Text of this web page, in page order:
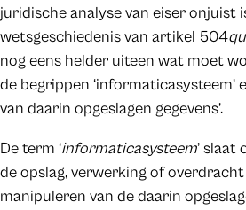
juridische analyse van eiser onjuist
wetsgeschiedenis van artikel 504
nog eens helder uiteen wat moet
de begrippen ‘informaticasysteem’
van daarin opgeslagen gegevens’.
De term ‘informaticasysteem’ slaat
de opslag, verwerking of overdracht
manipuleren van de daarin